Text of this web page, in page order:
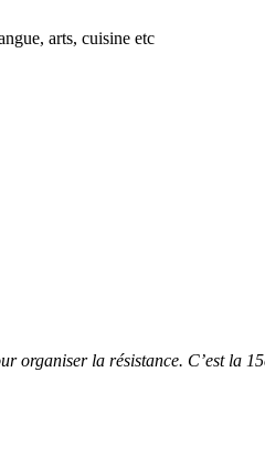
arts, cuisine etc
organiser la résistance. C’est la